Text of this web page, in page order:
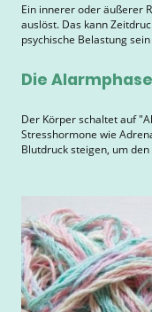
Ein innerer oder äußerer
auslöst. Das kann
psychische Belastung sein
Die Alarmphase
Der Körper schaltet auf
Stresshormone wie
Blutdruck steigen, um